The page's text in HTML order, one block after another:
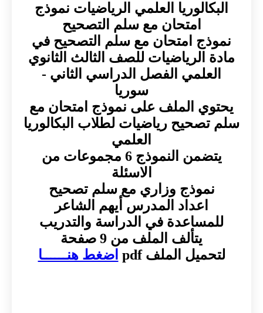
البكالوريا العلمي الرياضيات نموذج
امتحان مع سلم التصحيح
نموذج امتحان مع سلم التصحيح في
مادة الرياضيات للصف الثالث الثانوي
العلمي الفصل الدراسي الثاني -
سوريا
يحتوي الملف على نموذج امتحان مع
سلم تصحيح رياضيات لطلاب البكالوريا
العلمي
يتضمن النموذج 6 مجموعات من
الاسئلة
نموذج وزاري مع سلم تصحيح
اعداد المدرس أيهم الشاعر
للمساعدة في الدراسة والتدريب
يتألف الملف من 9 صفحة
لتحميل الملف pdf
اضغط هنــــــا